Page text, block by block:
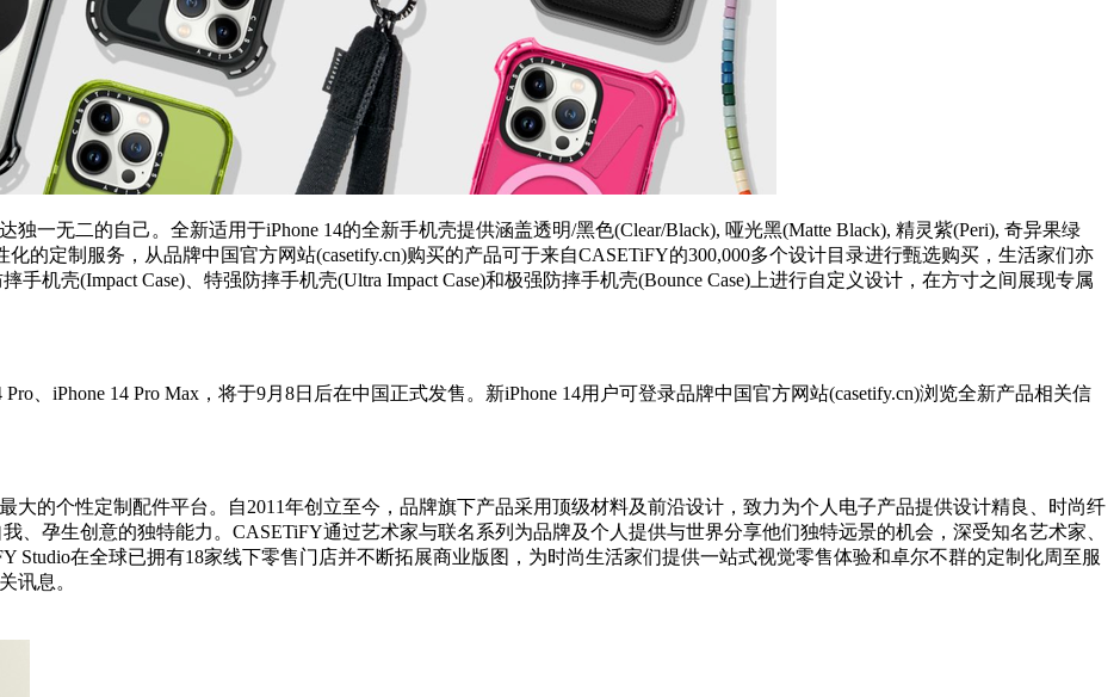
一无二的自己。全新适用于iPhone 14的全新手机壳提供涵盖透明/黑色(Clear/Black), 哑光黑(Matte Black), 精灵紫(Peri), 奇异果绿
的定制服务，从品牌中国官方网站(casetify.cn)购买的产品可于来自CASETiFY的300,000多个设计目录进行甄选购买，生活家们亦
机壳(Impact Case)、特强防摔手机壳(Ultra Impact Case)和极强防摔手机壳(Bounce Case)上进行自定义设计，在方寸之间展现专属
Pro、iPhone 14 Pro Max，将于9月8日后在中国正式发售。新iPhone 14用户可登录品牌中国官方网站(casetify.cn)浏览全新产品相关信
大的个性定制配件平台。自2011年创立至今，品牌旗下产品采用顶级材料及前沿设计，致力为个人电子产品提供设计精良、时尚纤
、孕生创意的独特能力。CASETiFY通过艺术家与联名系列为品牌及个人提供与世界分享他们独特远景的机会，深受知名艺术家、
Studio在全球已拥有18家线下零售门店并不断拓展商业版图，为时尚生活家们提供一站式视觉零售体验和卓尔不群的定制化周至服
讯息。